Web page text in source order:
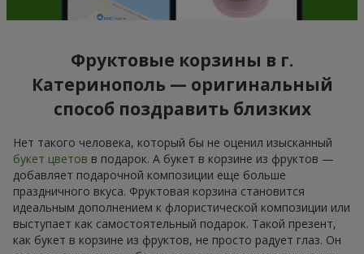
Фруктовые корзины в г.
Катеринополь — оригинальный
способ поздравить близких
Нет такого человека, который бы не оценил изысканный
букет цветов в подарок. А букет в корзине из фруктов —
добавляет подарочной композиции еще больше
праздничного вкуса. Фруктовая корзина становится
идеальным дополнением к флористической композиции или
выступает как самостоятельный подарок. Такой презент,
как букет в корзине из фруктов, не просто радует глаз. Он